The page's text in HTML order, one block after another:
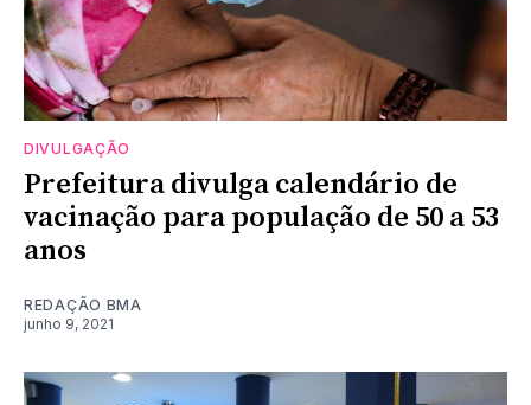
DIVULGAÇÃO
Prefeitura divulga calendário de
vacinação para população de 50 a 53
anos
REDAÇÃO BMA
junho 9, 2021